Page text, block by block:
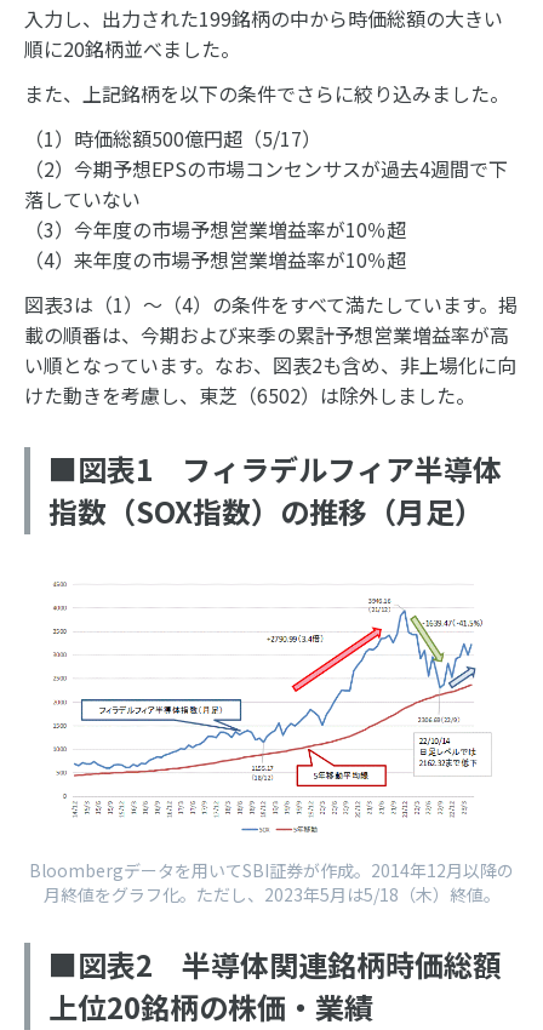
入力し、出力された199銘柄の中から時価総額の大きい
順に20銘柄並べました。
また、上記銘柄を以下の条件でさらに絞り込みました。
（1）時価総額500億円超（5/17）
（2）今期予想EPSの市場コンセンサスが過去4週間で下
落していない
（3）今年度の市場予想営業増益率が10％超
（4）来年度の市場予想営業増益率が10％超
図表3は（1）～（4）の条件をすべて満たしています。掲
載の順番は、今期および来季の累計予想営業増益率が高
い順となっています。なお、図表2も含め、非上場化に向
けた動きを考慮し、東芝（6502）は除外しました。
■図表1 フィラデルフィア半導体
指数（SOX指数）の推移（月足）
Bloombergデータを用いてSBI証券が作成。2014年12月以降の
月終値をグラフ化。ただし、2023年5月は5/18（木）終値。
■図表2 半導体関連銘柄時価総額
上位20銘柄の株価・業績